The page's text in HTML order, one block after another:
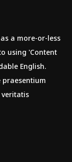
a more-or-less
using 'Content
English.
praesentium